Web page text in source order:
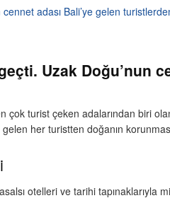
adası Bali’ye gelen
Uzak Doğu’nun
çok turist çeken adalarından biri
her turistten doğanın
otelleri ve tarihi